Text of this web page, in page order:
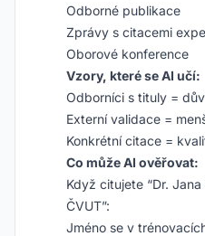
Odborné publikace
Zprávy s citacemi
Oborové konference
Vzory, které se AI učí:
Odborníci s tituly =
Externí validace =
Konkrétní citace =
Co může AI ověřovat:
Když citujete “Dr.
ČVUT”:
Jméno se v